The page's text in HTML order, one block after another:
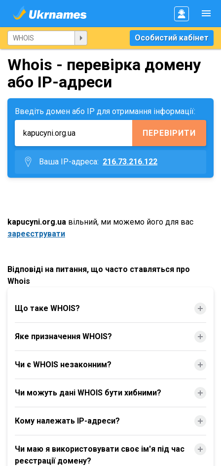
Особистий кабінет
Whois - перевірка домену
або IP-адреси
Введіть домен або IP для отримання інформації:
ПЕРЕВІРИТИ
Ваша IP-адреса: 216.73.216.122
kapucyni.org.ua вільний, ми можемо його для вас
зареєструвати
Відповіді на питання, що часто ставляться про
Whois
Що таке WHOIS?
Яке призначення WHOIS?
Чи є WHOIS незаконним?
Чи можуть дані WHOIS бути хибними?
Кому належать IP-адреси?
Чи маю я використовувати своє ім'я під час
реєстрації домену?